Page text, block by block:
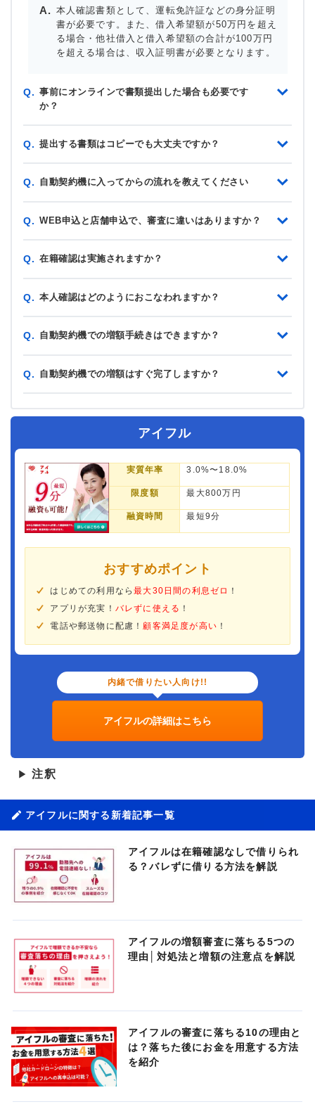
本人確認書類として、運転免許証などの身分証明
書が必要です。また、借入希望額が50万円を超え
る場合・他社借入と借入希望額の合計が100万円
を超える場合は、収入証明書が必要となります。
Q. 事前にオンラインで書類提出した場合も必要です
か？
Q. 提出する書類はコピーでも大丈夫ですか？
Q. 自動契約機に入ってからの流れを教えてください
Q. WEB申込と店舗申込で、審査に違いはありますか？
Q. 在籍確認は実施されますか？
Q. 本人確認はどのようにおこなわれますか？
Q. 自動契約機での増額手続きはできますか？
Q. 自動契約機での増額はすぐ完了しますか？
アイフル
実質年率 3.0%〜18.0%
限度額 最大800万円
融資時間 最短9分
おすすめポイント
はじめての利用なら最大30日間の利息ゼロ ！
アプリが充実！ バレずに使える ！
電話や郵送物に配慮！ 顧客満足度が高い ！
内緒で借りたい人向け!!
アイフルの詳細はこちら
▶ 注釈
アイフルに関する新着記事一覧
アイフルは在籍確認なしで借りられ
る？バレずに借りる方法を解説
アイフルの増額審査に落ちる5つの
理由│対処法と増額の注意点を解説
アイフルの審査に落ちる10の理由と
は？落ちた後にお金を用意する方法
を紹介